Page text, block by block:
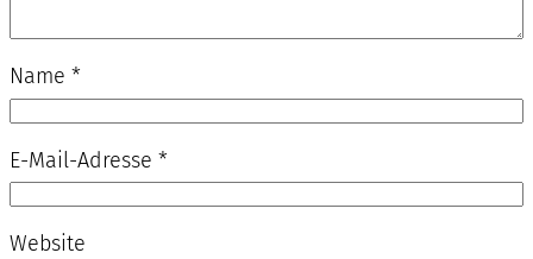
Name *
E-Mail-Adresse *
Website